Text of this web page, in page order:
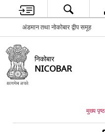
अंडमान तथा नोकोबार द्वीप समूह
निकोबार
NICOBAR
मुख्य पृष्ठ